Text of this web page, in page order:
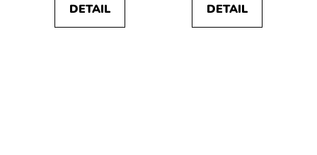
DETAIL DETAIL